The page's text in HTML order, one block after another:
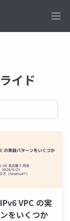
イド
VPC の実
をいくつか